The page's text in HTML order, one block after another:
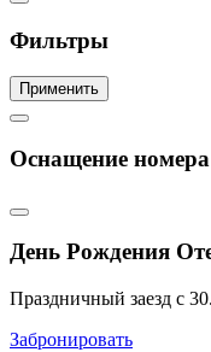
Фильтры
Применить
Оснащение номера
День Рождения
Праздничный заезд с
Забронировать